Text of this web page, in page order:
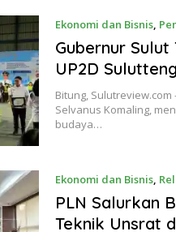
Ekonomi dan Bisnis,
Gubernur Sulut
UP2D
Bitung,
Selvanus Komaling,
budaya…
Ekonomi dan Bisnis,
PLN Salurkan
Teknik Unsrat